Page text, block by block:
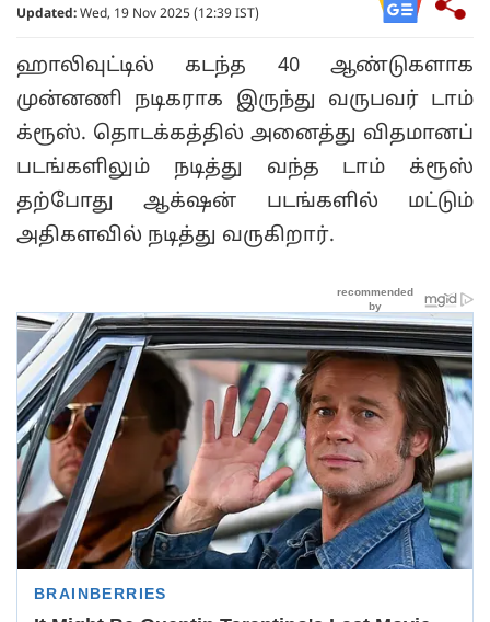
Updated: Wed, 19 Nov 2025 (12:39 IST)
ஹாலிவுட்டில் கடந்த 40 ஆண்டுகளாக
முன்னணி நடிகராக இருந்து வருபவர் டாம்
க்ரூஸ். தொடக்கத்தில் அனைத்து விதமானப்
படங்களிலும் நடித்து வந்த டாம் க்ரூஸ்
தற்போது ஆக்‌ஷன் படங்களில் மட்டும்
அதிகளவில் நடித்து வருகிறார்.